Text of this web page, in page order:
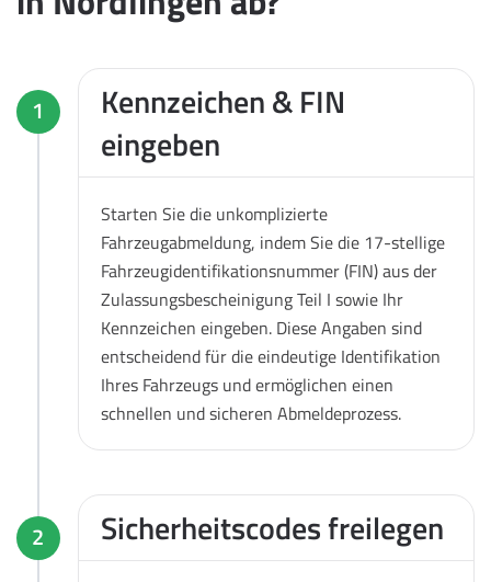
1
Kennzeichen & FIN
eingeben
Starten Sie die unkomplizierte
Fahrzeugabmeldung, indem Sie die 17-stellige
Fahrzeugidentifikationsnummer (FIN) aus der
Zulassungsbescheinigung Teil I sowie Ihr
Kennzeichen eingeben. Diese Angaben sind
entscheidend für die eindeutige Identifikation
Ihres Fahrzeugs und ermöglichen einen
schnellen und sicheren Abmeldeprozess.
2 Sicherheitscodes freilegen